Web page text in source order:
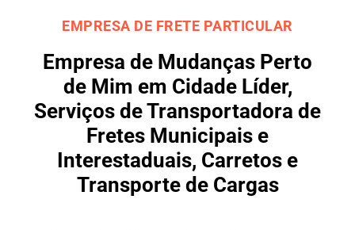
EMPRESA DE FRETE PARTICULAR
Empresa de Mudanças Perto
de Mim em Cidade Líder,
Serviços de Transportadora de
Fretes Municipais e
Interestaduais, Carretos e
Transporte de Cargas